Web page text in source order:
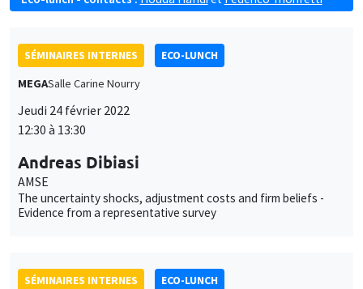
SÉMINAIRES INTERNES
ECO-LUNCH
MEGASalle Carine Nourry
Jeudi 24 février 2022
12:30 à 13:30
Andreas Dibiasi
AMSE
The uncertainty shocks, adjustment costs and firm beliefs -
Evidence from a representative survey
SÉMINAIRES INTERNES
ECO-LUNCH